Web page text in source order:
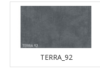
TERRA_92